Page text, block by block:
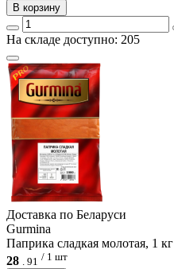
В корзину
На складе доступно: 205
Доcтавка по Беларуси
Gurmina
Паприка сладкая молотая, 1 кг
28 . 91 / 1 шт